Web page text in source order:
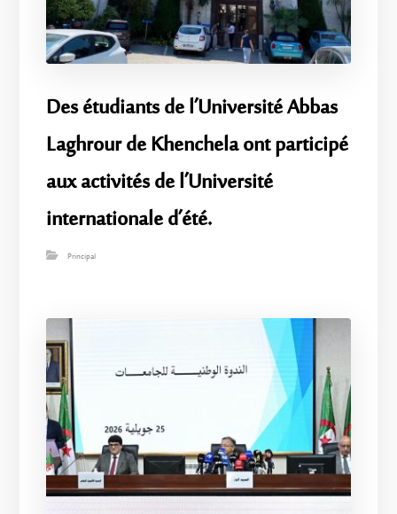
Des étudiants de l’Université Abbas
Laghrour de Khenchela ont participé
aux activités de l’Université
internationale d’été.
Principal